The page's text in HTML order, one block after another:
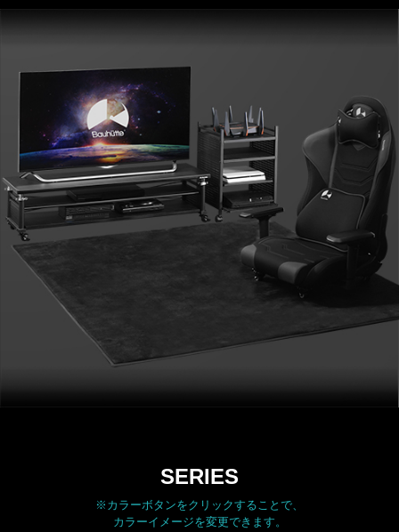
SERIES
※カラーボタンをクリックすることで、
カラーイメージを変更できます。